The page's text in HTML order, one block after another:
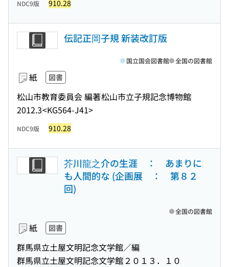
NDC9版 910.28
伝記正岡子規 新装改訂版
紙 図書
松山市教育委員会 編著松山市立子規記念博物館
2012.3<KG564-J41>
国立国会図書館 全国の図書館
NDC9版 910.28
芥川龍之介の生涯 ： あまりに
も人間的な (企画展 ： 第８２
回)
紙 図書
群馬県立土屋文明記念文学館／編
群馬県立土屋文明記念文学館 ２０１３．１０
全国の図書館